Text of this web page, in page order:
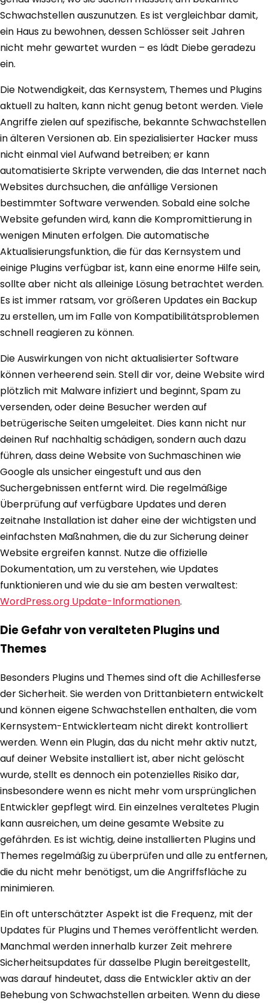
Schwachstellen auszunutzen. Es ist vergleichbar damit,
ein Haus zu bewohnen, dessen Schlösser seit Jahren
nicht mehr gewartet wurden – es lädt Diebe geradezu
ein.
Die Notwendigkeit, das Kernsystem, Themes und Plugins
aktuell zu halten, kann nicht genug betont werden. Viele
Angriffe zielen auf spezifische, bekannte Schwachstellen
in älteren Versionen ab. Ein spezialisierter Hacker muss
nicht einmal viel Aufwand betreiben; er kann
automatisierte Skripte verwenden, die das Internet nach
Websites durchsuchen, die anfällige Versionen
bestimmter Software verwenden. Sobald eine solche
Website gefunden wird, kann die Kompromittierung in
wenigen Minuten erfolgen. Die automatische
Aktualisierungsfunktion, die für das Kernsystem und
einige Plugins verfügbar ist, kann eine enorme Hilfe sein,
sollte aber nicht als alleinige Lösung betrachtet werden.
Es ist immer ratsam, vor größeren Updates ein Backup
zu erstellen, um im Falle von Kompatibilitätsproblemen
schnell reagieren zu können.
Die Auswirkungen von nicht aktualisierter Software
können verheerend sein. Stell dir vor, deine Website wird
plötzlich mit Malware infiziert und beginnt, Spam zu
versenden, oder deine Besucher werden auf
betrügerische Seiten umgeleitet. Dies kann nicht nur
deinen Ruf nachhaltig schädigen, sondern auch dazu
führen, dass deine Website von Suchmaschinen wie
Google als unsicher eingestuft und aus den
Suchergebnissen entfernt wird. Die regelmäßige
Überprüfung auf verfügbare Updates und deren
zeitnahe Installation ist daher eine der wichtigsten und
einfachsten Maßnahmen, die du zur Sicherung deiner
Website ergreifen kannst. Nutze die offizielle
Dokumentation, um zu verstehen, wie Updates
funktionieren und wie du sie am besten verwaltest:
WordPress.org Update-Informationen.
Die Gefahr von veralteten Plugins und
Themes
Besonders Plugins und Themes sind oft die Achillesferse
der Sicherheit. Sie werden von Drittanbietern entwickelt
und können eigene Schwachstellen enthalten, die vom
Kernsystem-Entwicklerteam nicht direkt kontrolliert
werden. Wenn ein Plugin, das du nicht mehr aktiv nutzt,
auf deiner Website installiert ist, aber nicht gelöscht
wurde, stellt es dennoch ein potenzielles Risiko dar,
insbesondere wenn es nicht mehr vom ursprünglichen
Entwickler gepflegt wird. Ein einzelnes veraltetes Plugin
kann ausreichen, um deine gesamte Website zu
gefährden. Es ist wichtig, deine installierten Plugins und
Themes regelmäßig zu überprüfen und alle zu entfernen,
die du nicht mehr benötigst, um die Angriffsfläche zu
minimieren.
Ein oft unterschätzter Aspekt ist die Frequenz, mit der
Updates für Plugins und Themes veröffentlicht werden.
Manchmal werden innerhalb kurzer Zeit mehrere
Sicherheitsupdates für dasselbe Plugin bereitgestellt,
was darauf hindeutet, dass die Entwickler aktiv an der
Behebung von Schwachstellen arbeiten. Wenn du diese